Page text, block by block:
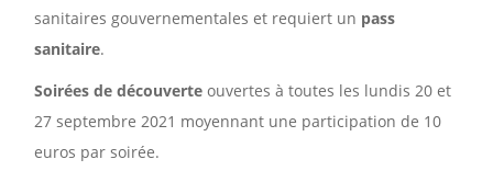
sanitaires gouvernementales et requiert un pass
sanitaire.
Soirées de découverte ouvertes à toutes les lundis 20 et
27 septembre 2021 moyennant une participation de 10
euros par soirée.